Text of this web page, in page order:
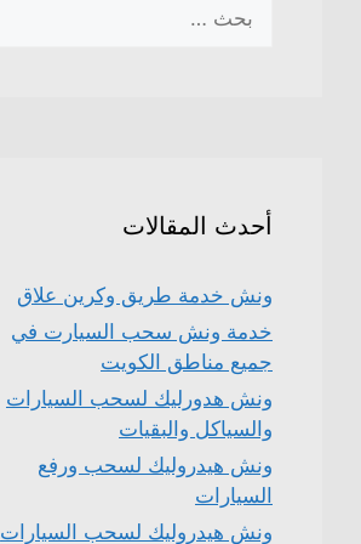
عن:
أحدث المقالات
ونش خدمة طريق وكرين علاق
خدمة ونش سحب السيارت في
جميع مناطق الكويت
ونش هدورليك لسحب السيارات
والسياكل والبقيات
ونش هيدروليك لسحب ورفع
السيارات
ونش هيدروليك لسحب السيارات